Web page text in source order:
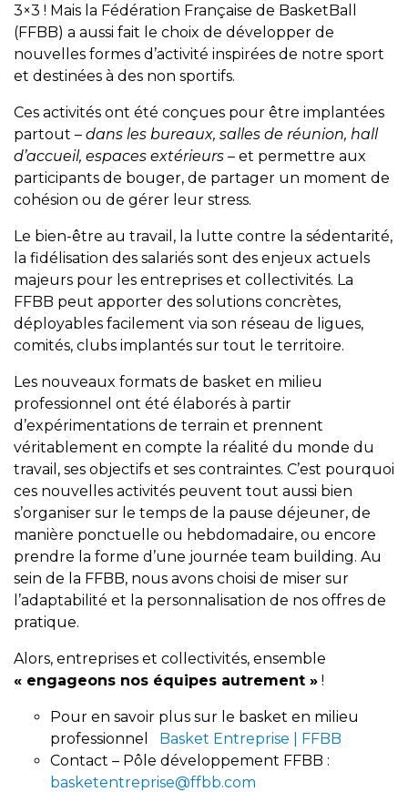
3×3 ! Mais la Fédération Française de BasketBall
(FFBB) a aussi fait le choix de développer de
nouvelles formes d’activité inspirées de notre sport
et destinées à des non sportifs.
Ces activités ont été conçues pour être implantées
partout – dans les bureaux, salles de réunion, hall
d’accueil, espaces extérieurs – et permettre aux
participants de bouger, de partager un moment de
cohésion ou de gérer leur stress.
Le bien-être au travail, la lutte contre la sédentarité,
la fidélisation des salariés sont des enjeux actuels
majeurs pour les entreprises et collectivités. La
FFBB peut apporter des solutions concrètes,
déployables facilement via son réseau de ligues,
comités, clubs implantés sur tout le territoire.
Les nouveaux formats de basket en milieu
professionnel ont été élaborés à partir
d’expérimentations de terrain et prennent
véritablement en compte la réalité du monde du
travail, ses objectifs et ses contraintes. C’est pourquoi
ces nouvelles activités peuvent tout aussi bien
s’organiser sur le temps de la pause déjeuner, de
manière ponctuelle ou hebdomadaire, ou encore
prendre la forme d’une journée team building. Au
sein de la FFBB, nous avons choisi de miser sur
l’adaptabilité et la personnalisation de nos offres de
pratique.
Alors, entreprises et collectivités, ensemble
« engageons nos équipes autrement » !
Pour en savoir plus sur le basket en milieu
professionnel Basket Entreprise | FFBB
Contact – Pôle développement FFBB :
basketentreprise@ffbb.com